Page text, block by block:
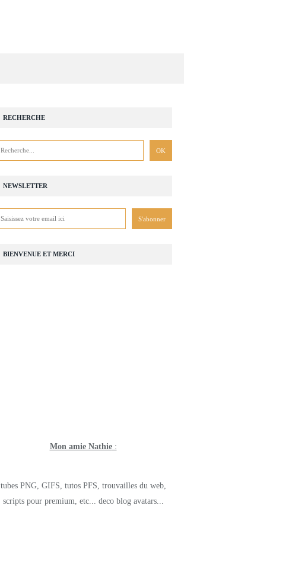
NEWSLETTER
RECHERCHE
BIENVENUE ET MERCI
Mon amie Nathie:
tubes PNG, GIFS, tutos PFS, trouvailles du web,
scripts pour premium, etc... deco blog avatars...